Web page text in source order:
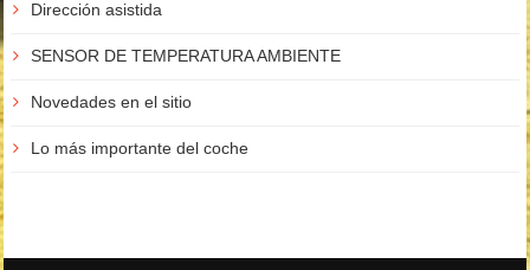
Dirección asistida
SENSOR DE TEMPERATURA AMBIENTE
Novedades en el sitio
Lo más importante del coche